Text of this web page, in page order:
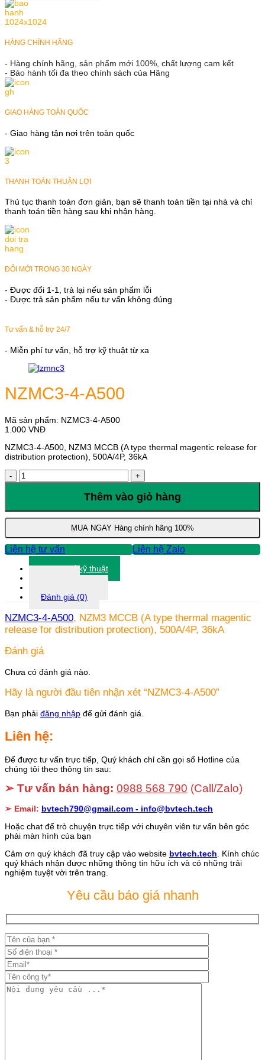
HÀNG CHÍNH HÃNG
- Hàng chính hãng, sản phẩm mới 100%, chất lượng cam kết
- Bảo hành tối đa theo chính sách của Hãng
GIAO HÀNG TOÀN QUỐC
- Giao hàng tận nơi trên toàn quốc
THANH TOÁN THUẬN LỢI
Thủ tục thanh toán đơn giản, bạn sẽ thanh toán tiền tại nhà và chỉ
thanh toán tiền hàng sau khi nhận hàng.
ĐỔI MỚI TRONG 30 NGÀY
- Được đổi 1-1, trả lại nếu sản phẩm lỗi
- Được trả sản phẩm nếu tư vấn không đúng
Tư vấn & hỗ trợ 24/7
- Miễn phí tư vấn, hỗ trợ kỹ thuật từ xa
NZMC3-4-A500
Mã sản phẩm: NZMC3-4-A500
1.000 VNĐ
NZMC3-4-A500, NZM3 MCCB (A type thermal magentic release for
distribution protection), 500A/4P, 36kA
NZMC3-
4-
lượng
Thêm vào giỏ hàng
MUA NGAY Hàng chính hãng 100%
Liên hệ tư vấn Liên hệ Zalo
Thông số kỹ thuật
Đánh giá (0)
NZMC3-4-A500, NZM3 MCCB (A type thermal magentic
release for distribution protection), 500A/4P, 36kA
Đánh giá
Chưa có đánh giá nào.
Hãy là người đầu tiên nhận xét “NZMC3-4-A500”
Bạn phải đăng nhập để gửi đánh giá.
Liên hệ:
Để được tư vấn trực tiếp, Quý khách chỉ cần gọi số Hotline của
chúng tôi theo thông tin sau:
➢ Tư vấn bán hàng: 0988 568 790 (Call/Zalo)
➢ Email: bvtech790@gmail.com - info@bvtech.tech
Hoặc chat để trò chuyện trực tiếp với chuyên viên tư vấn bên góc
phải màn hình của bạn
Cảm ơn quý khách đã truy cập vào website bvtech.tech. Kính chúc
quý khách nhận được những thông tin hữu ích và có những trải
nghiệm tuyệt vời trên trang.
Yêu cầu báo giá nhanh